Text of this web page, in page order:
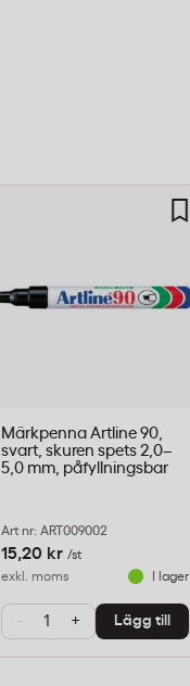
Märkpenna Artline 90,
svart, skuren spets 2,0–
5,0 mm, påfyllningsbar
Art nr: ART009002
15,20 kr /st
exkl. moms
I lager
- + Lägg till